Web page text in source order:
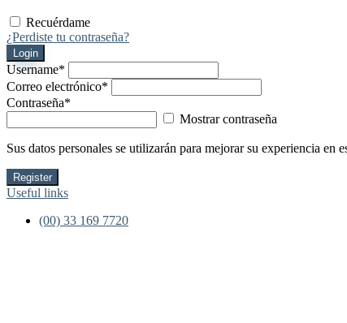
Recuérdame
¿Perdiste tu contraseña?
Login
Username*
Correo electrónico*
Contraseña*
Mostrar contraseña
Sus datos personales se utilizarán para mejorar su experiencia en
Register
Useful links
(00) 33 169 7720